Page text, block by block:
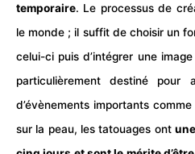
temporaire. Le processus de
le monde ; il suffit de choisir un
celui-ci puis d’intégrer une
particulièrement destiné pour
d’évènements importants
sur la peau, les tatouages ont